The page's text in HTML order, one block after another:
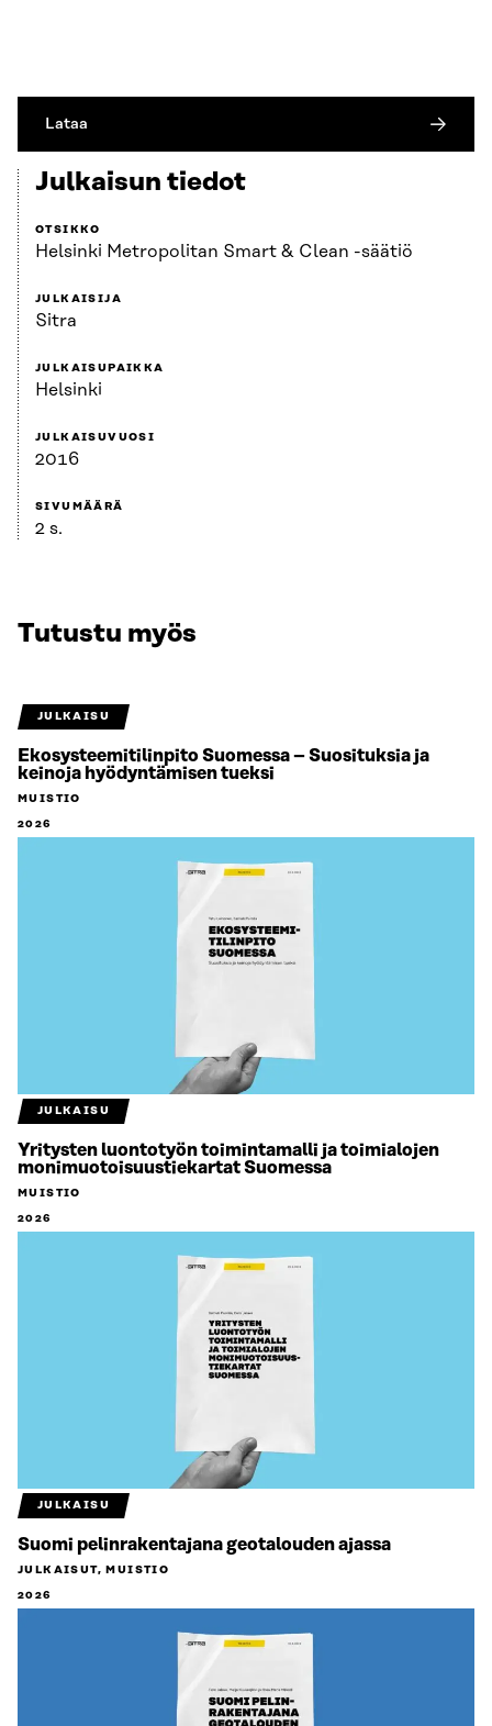
Lataa
Julkaisun tiedot
OTSIKKO
Helsinki Metropolitan Smart & Clean -säätiö
JULKAISIJA
Sitra
JULKAISUPAIKKA
Helsinki
JULKAISUVUOSI
2016
SIVUMÄÄRÄ
2 s.
Tutustu myös
JULKAISU
Ekosysteemitilinpito Suomessa – Suosituksia ja
keinoja hyödyntämisen tueksi
MUISTIO
2026
JULKAISU
Yritysten luontotyön toimintamalli ja toimialojen
monimuotoisuustiekartat Suomessa
MUISTIO
2026
JULKAISU
Suomi pelinrakentajana geotalouden ajassa
JULKAISUT, MUISTIO
2026